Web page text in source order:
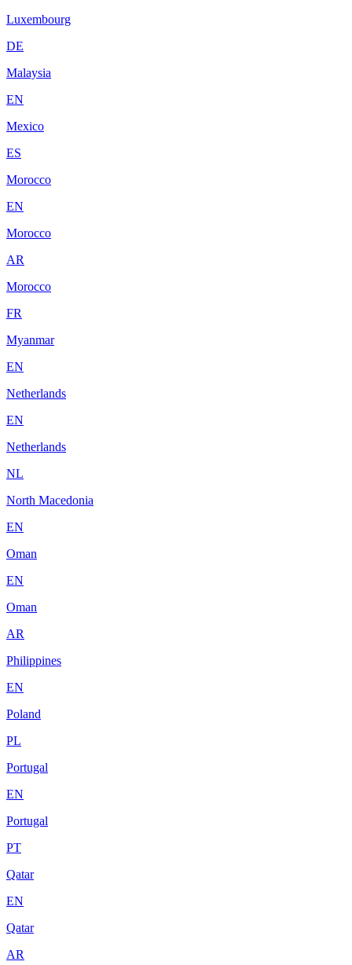
Luxembourg
DE
Malaysia
EN
Mexico
ES
Morocco
EN
Morocco
AR
Morocco
FR
Myanmar
EN
Netherlands
EN
Netherlands
NL
North Macedonia
EN
Oman
EN
Oman
AR
Philippines
EN
Poland
PL
Portugal
EN
Portugal
PT
Qatar
EN
Qatar
AR